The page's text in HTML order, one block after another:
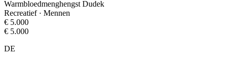
Warmbloedmenghengst Dudek
Recreatief · Mennen
€ 5.000
€ 5.000
DE